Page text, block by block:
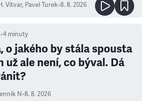
Vitvar, Pavel Turek•8. 8. 2026
•4 minuty
o jakého by stála spousta
už ale není, co býval. Dá
N•8. 8. 2026